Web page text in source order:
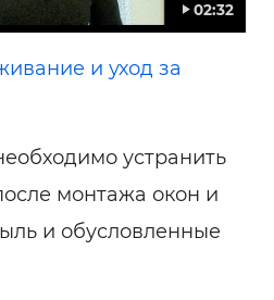
02:32
и уход за
устранить
монтажа окон и
и обусловленные